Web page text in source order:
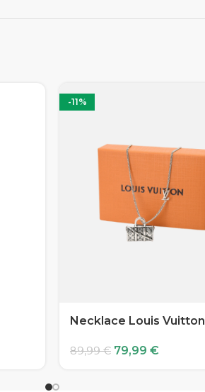
-11%
Necklace Louis Vuitton
89,99€ 79,99 €